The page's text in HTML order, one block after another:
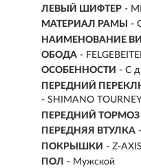
ЛЕВЫЙ ШИФТЕР -
МАТЕРИАЛ РАМЫ
-
НАИМЕНОВАНИЕ
ОБОДА -
ОСОБЕННОСТИ - С
ПЕРЕДНИЙ
- SHIMANO
ПЕРЕДНИЙ ТОРМОЗ
ПЕРЕДНЯЯ ВТУЛКА
ПОКРЫШКИ - Z-
ПОЛ - Мужской